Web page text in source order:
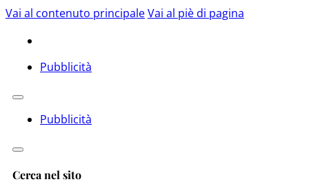
Vai al contenuto principaleVai al piè di pagina
Pubblicità
Pubblicità
Cerca nel sito